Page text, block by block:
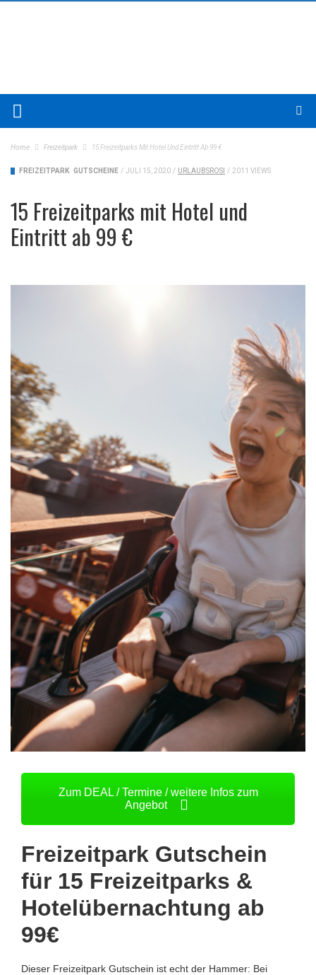
Home Freizeitpark 15 Freizeitparks Mit Hotel Und Eintritt Ab 99 €
FREIZEITPARK GUTSCHEINE / JULI 15, 2020 / URLAUBSROSI / 2011 VIEWS
15 Freizeitparks mit Hotel und
Eintritt ab 99 €
Zum DEAL / Termine / weitere Infos zum
Angebot
Freizeitpark Gutschein
für 15 Freizeitparks &
Hotelübernachtung ab
99€
Dieser Freizeitpark Gutschein ist echt der Hammer: Bei